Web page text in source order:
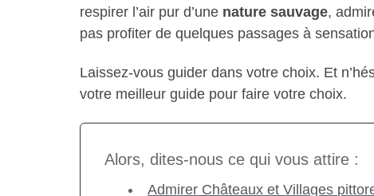
respirer l’air pur d’une nature sauvage,
pas profiter de quelques passages à
Laissez-vous guider dans votre choix. Et
votre meilleur guide pour faire votre choix.
Alors, dites-nous ce qui vous attire :
​Admirer Châteaux et Villages